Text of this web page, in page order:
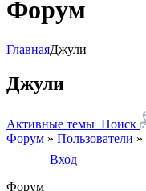
Форум
ГлавнаяДжули
Джули
Активные темы Поиск
Форум » Пользователи »
Вход
Форум